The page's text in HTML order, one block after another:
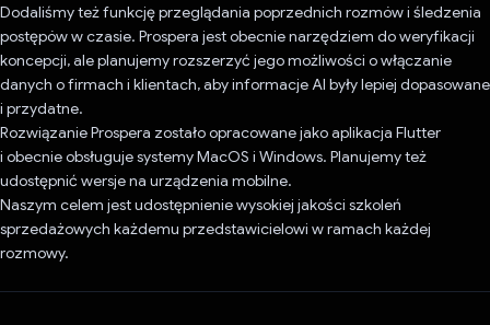
Dodaliśmy też funkcję przeglądania poprzednich rozmów i śledzenia
postępów w czasie. Prospera jest obecnie narzędziem do weryfikacji
koncepcji, ale planujemy rozszerzyć jego możliwości o włączanie
danych o firmach i klientach, aby informacje AI były lepiej dopasowane
i przydatne.
Rozwiązanie Prospera zostało opracowane jako aplikacja Flutter
i obecnie obsługuje systemy MacOS i Windows. Planujemy też
udostępnić wersje na urządzenia mobilne.
Naszym celem jest udostępnienie wysokiej jakości szkoleń
sprzedażowych każdemu przedstawicielowi w ramach każdej
rozmowy.